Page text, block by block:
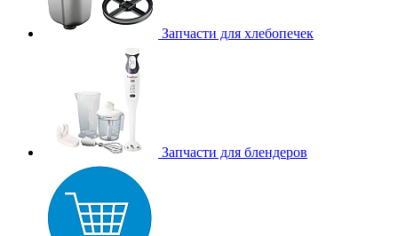
Запчасти для хлебопечек
Запчасти для блендеров